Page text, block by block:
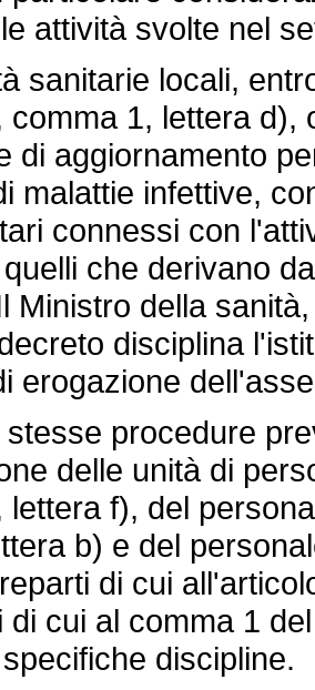
attività svolte nel
locali,
comma 1, lettera
di aggiornamento
malattie infettive,
connessi con
che derivano
Ministro della
disciplina
erogazione
procedure
delle unità di
lettera f), del
b) e del
di cui
di cui al comma 1
discipline.